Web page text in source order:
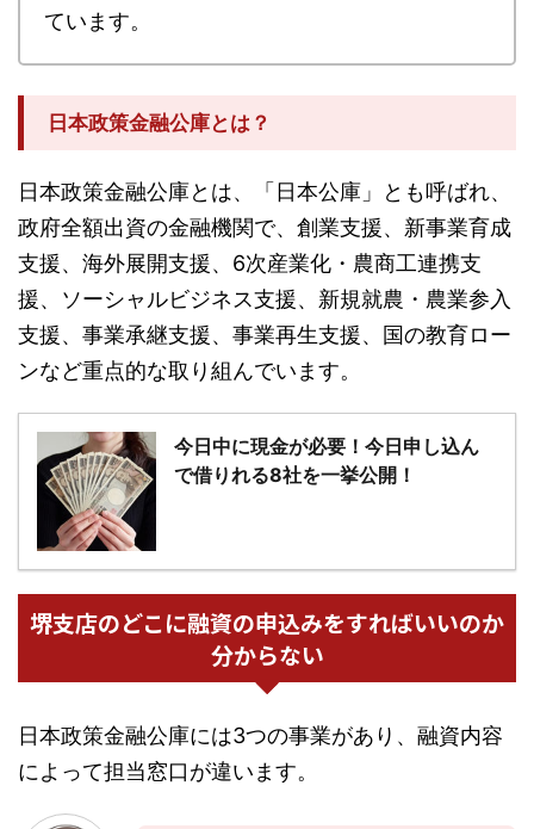
ています。
日本政策金融公庫とは？
日本政策金融公庫とは、「日本公庫」とも呼ばれ、
政府全額出資の金融機関で、創業支援、新事業育成
支援、海外展開支援、6次産業化・農商工連携支
援、ソーシャルビジネス支援、新規就農・農業参入
支援、事業承継支援、事業再生支援、国の教育ロー
ンなど重点的な取り組んでいます。
今日中に現金が必要！今日申し込ん
で借りれる8社を一挙公開！
堺支店のどこに融資の申込みをすればいいのか
分からない
日本政策金融公庫には3つの事業があり、融資内容
によって担当窓口が違います。